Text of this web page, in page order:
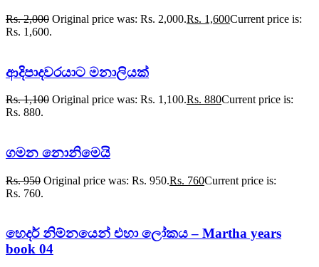
Rs.2,000 Original price was: Rs. 2,000.Rs. 1,600Current price is:
Rs. 1,600.
ආදිපාදවරයාට මනාලියක්
Rs.1,100 Original price was: Rs. 1,100.Rs. 880Current price is:
Rs. 880.
ගමන නොනිමෙයි
Rs.950 Original price was: Rs. 950.Rs. 760Current price is:
Rs. 760.
හෙදර් නිම්නයෙන් එහා ලෝකය – Martha years
book 04